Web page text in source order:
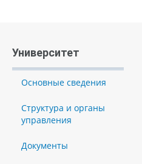
Университет
Основные сведения
Структура и органы
управления
Документы